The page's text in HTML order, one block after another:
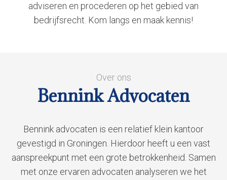
adviseren en procederen op het gebied van
bedrijfsrecht. Kom langs en maak kennis!
Over ons
Bennink Advocaten
Bennink advocaten is een relatief klein kantoor
gevestigd in Groningen. Hierdoor heeft u een vast
aanspreekpunt met een grote betrokkenheid. Samen
met onze ervaren advocaten analyseren we het